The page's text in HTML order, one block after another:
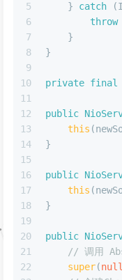
5
6
7
8
9
10
11
12
13
14
15
16
17
18
19
20
21
22
    }
catch
throw
    }
}
private final
public
this
}
public
this
}
public
// 调用
super(null